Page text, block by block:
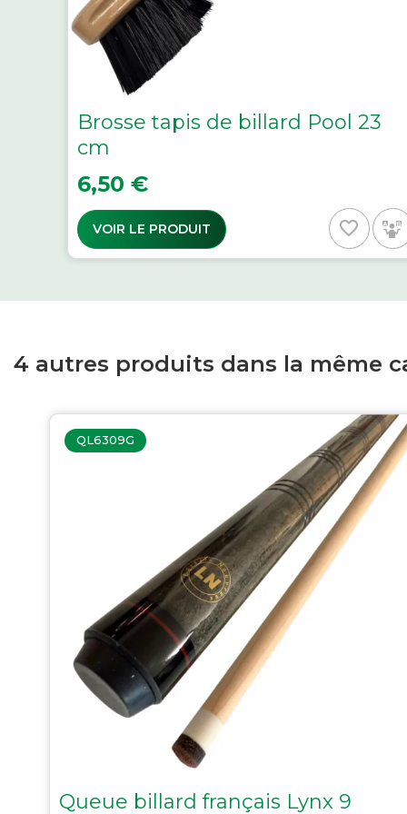
Brosse tapis de billard Pool 23
cm
Prix
6,50 €
VOIR LE PRODUIT favorite_border
4 autres produits dans la même
QL6309G
Queue billard français Lynx 9